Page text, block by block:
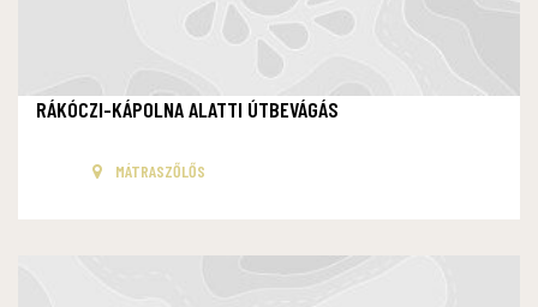
RÁKÓCZI-KÁPOLNA ALATTI ÚTBEVÁGÁS
MÁTRASZŐLŐS